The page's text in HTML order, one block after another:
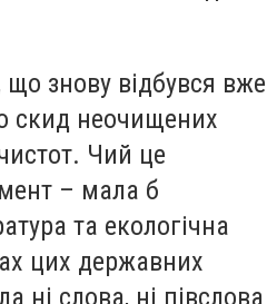
що знову відбувся вже
скид неочищених
Чий це
– мала б
та екологічна
цих державних
ні слова, ні півслова